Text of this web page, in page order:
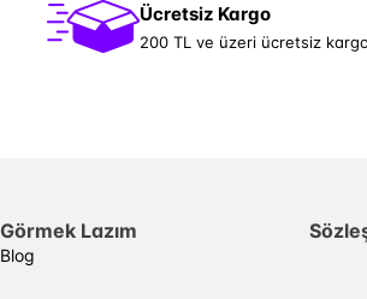
Ücretsiz Kargo
200 TL ve üzeri ücretsiz kargo
Görmek Lazım
Blog